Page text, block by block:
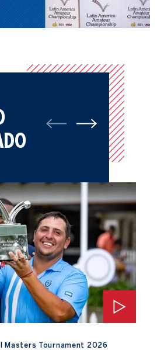
Masters Tournament 2026
Masters Tournament 2026